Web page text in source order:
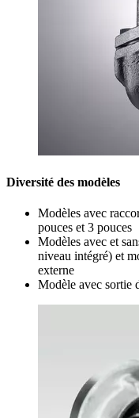
Diversité des modèles
Modèles avec
pouces et 3 pouces
Modèles avec et
niveau intégré) et
externe
Modèle avec sortie